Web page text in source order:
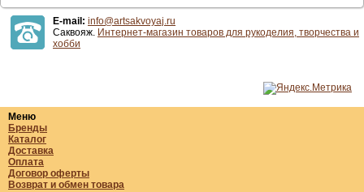
E-mail: info@artsakvoyaj.ru
Саквояж. Интернет-магазин товаров для рукоделия, творчества и
хобби
Меню
Бренды
Каталог
Доставка
Оплата
Договор оферты
Возврат и обмен товара